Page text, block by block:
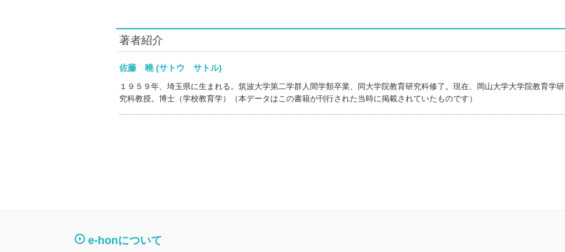
著者紹介
佐藤 曉 (サトウ サトル)
１９５９年、埼玉県に生まれる。筑波大学第二学群人間学類卒業、同大学院教育研究科修了。現在、岡山大学大学院教育学研
究科教授。博士（学校教育学）（本データはこの書籍が刊行された当時に掲載されていたものです）
e-honについて